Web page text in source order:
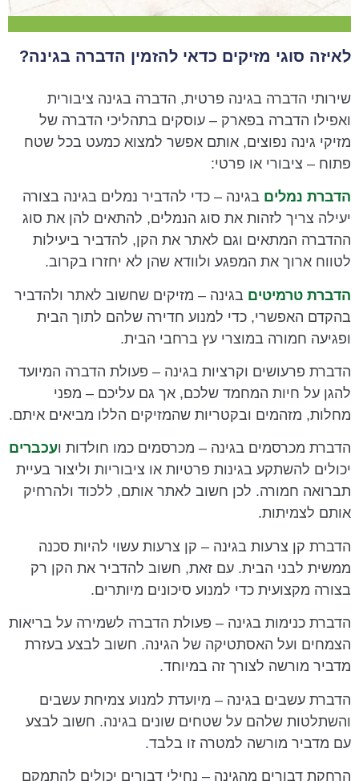
לאיזה סוגי מזיקים כדאי להזמין הדברה בגינה?
שירותי הדברה בגינה פרטית, הדברה בגינה ציבורית
ואפילו הדברה בפארק – עוסקים בתהליכי הדברה של
מזיקי גינה נפוצים, אותם אפשר למצוא כמעט בכל שטח
פתוח – ציבורי או פרטי:
הדברת נמלים בגינה – כדי להדביר נמלים בגינה בצורה
יעילה צריך לזהות את סוג הנמלים, להתאים להן את סוג
ההדברה המתאים וגם לאתר את הקן, להדביר ביעילות
לטווח ארוך את המפגע ולוודא שהן לא יחזרו בקרוב.
הדברת טרמיטים בגינה – מזיקים שחשוב לאתר ולהדביר
בהקדם האפשרי, כדי למנוע חדירה שלהם לתוך הבית
ופגיעה חמורה במוצרי עץ ברחבי הבית.
הדברת פרעושים וקרציות בגינה – פעולת הדברה המיועד
להגן על חיות המחמד שלכם, אך גם עליכם – מפני
מחלות, מזהמים ובקטריות שהמזיקים הללו מביאים איתם.
הדברת מכרסמים בגינה – מכרסמים כמו חולדות ועכברים
יכולים להשתקע בגינות פרטיות או ציבוריות וליצור בעיית
תברואה חמורה. לכן חשוב לאתר אותם, ללכוד ולהרחיק
אותם לצמיתות.
הדברת קן צרעות בגינה – קן צרעות עשוי להיות סכנה
ממשית לבני הבית. עם זאת, חשוב להדביר את הקן רק
בצורה מקצועית כדי למנוע סיכונים מיותרים.
הדברת כנימות בגינה – פעולת הדברה לשמירה על בריאות
הצמחים ועל האסתטיקה של הגינה. חשוב לבצע בעזרת
מדביר מורשה לצורך זה במיוחד.
הדברת עשבים בגינה – מיועדת למנוע צמיחת עשבים
והשתלטות שלהם על שטחים שונים בגינה. חשוב לבצע
עם מדביר מורשה למטרה זו בלבד.
הרחקת דבורים מהגינה – נחילי דבורים יכולים להתמקם